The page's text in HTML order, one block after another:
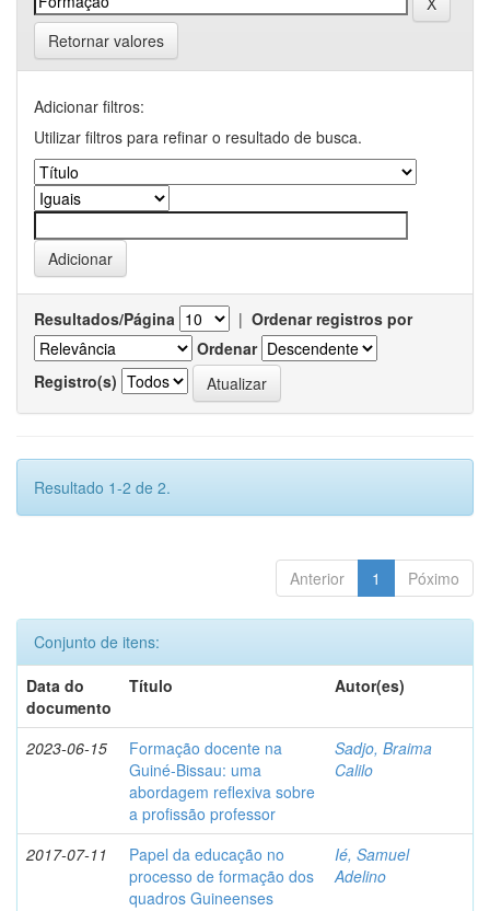
Retornar valores
Adicionar filtros:
Utilizar filtros para refinar o resultado de busca.
Resultados/Página | Ordenar registros por
Ordenar
Registro(s)
Resultado 1-2 de 2.
Anterior 1 Póximo
Conjunto de itens:
Data do
documento
Título Autor(es)
2023-06-15
Formação docente na
Guiné-Bissau: uma
abordagem reflexiva sobre
a profissão professor
Sadjo, Braima
Calilo
2017-07-11
Papel da educação no
processo de formação dos
quadros Guineenses
Ié, Samuel
Adelino